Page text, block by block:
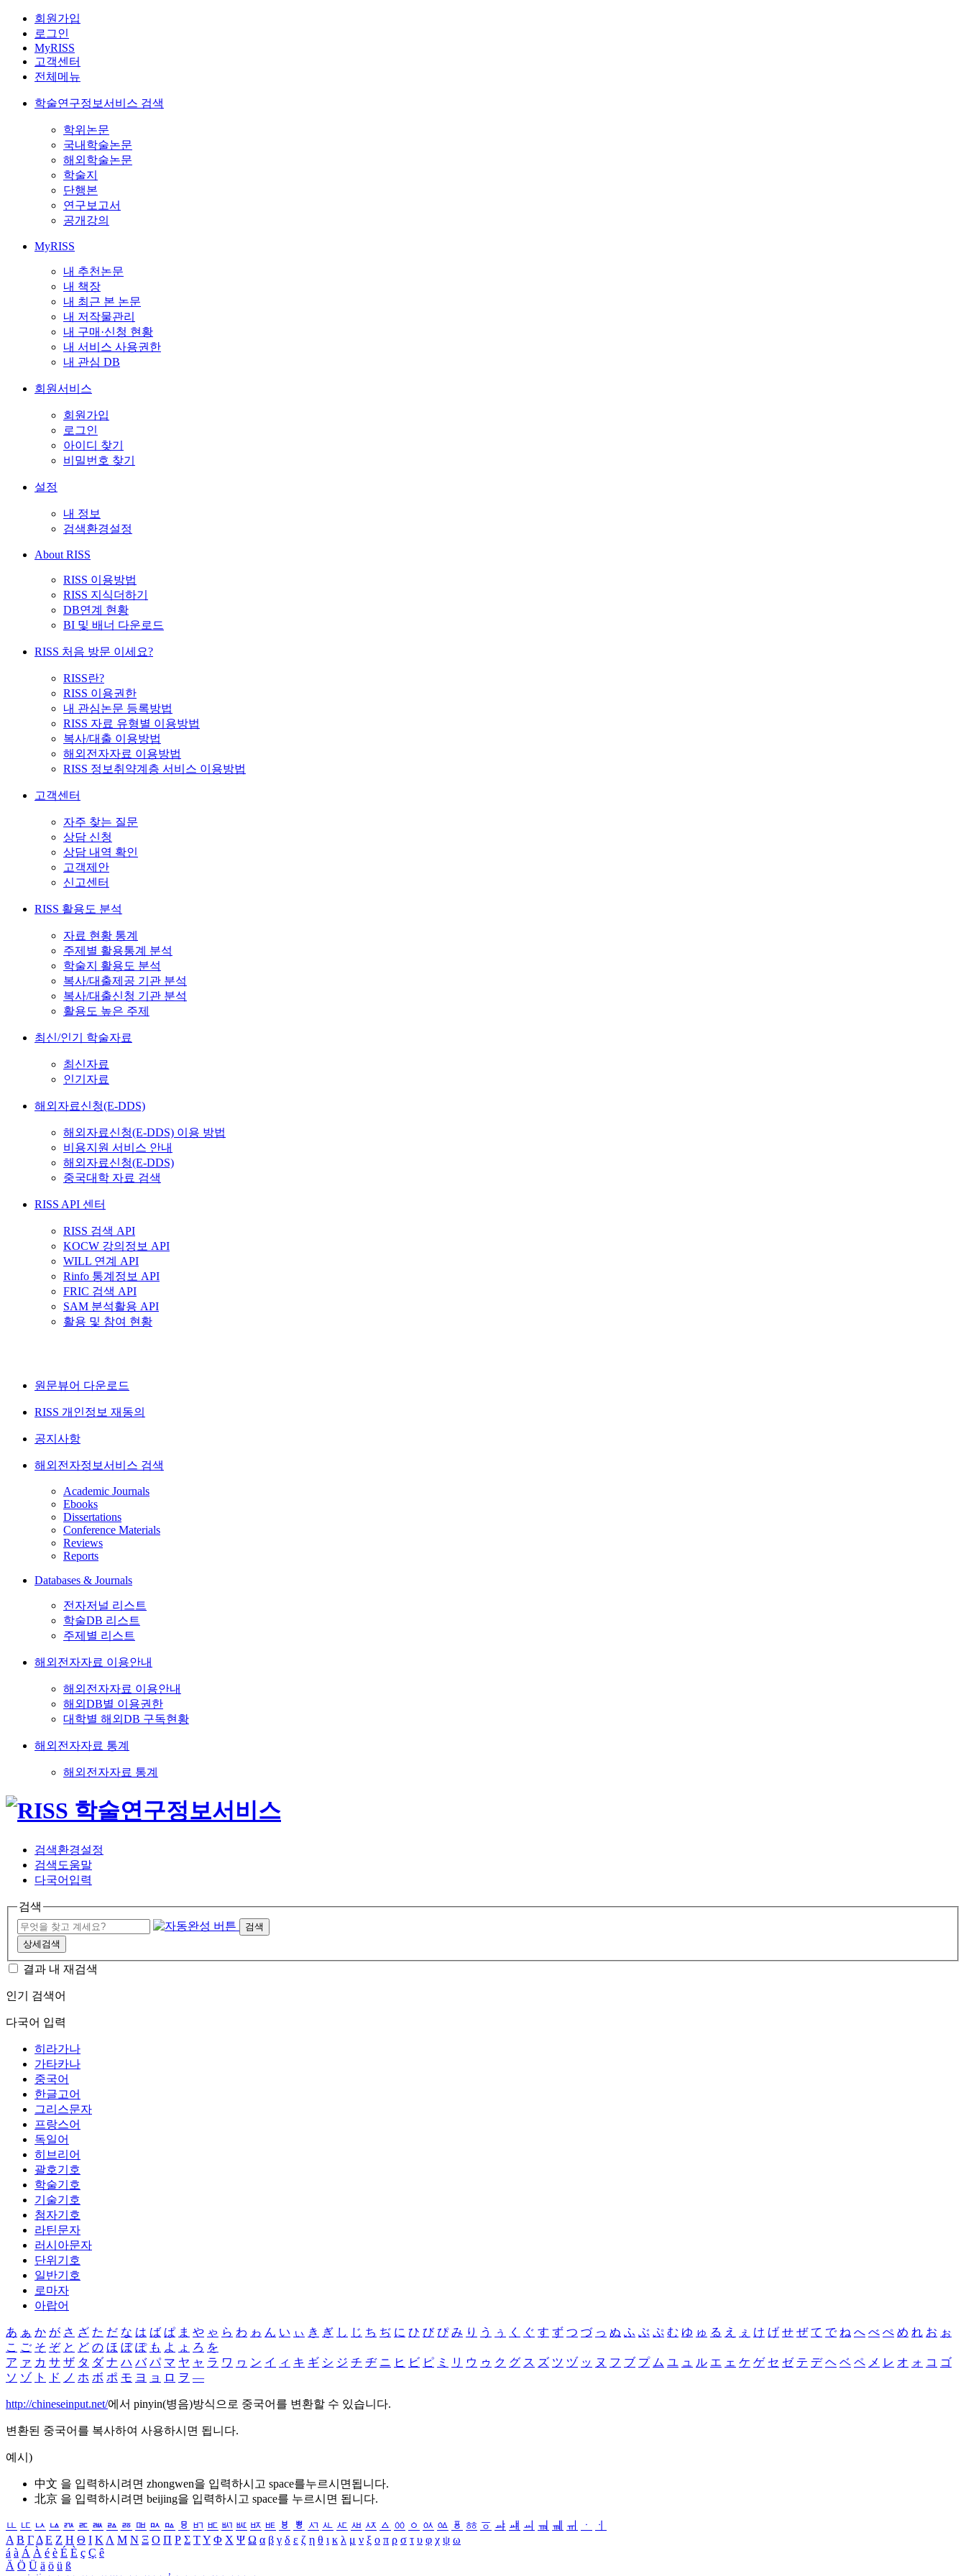
회원가입
로그인
MyRISS
고객센터
전체메뉴
학술연구정보서비스 검색
학위논문
국내학술논문
해외학술논문
학술지
단행본
연구보고서
공개강의
MyRISS
내 추천논문
내 책장
내 최근 본 논문
내 저작물관리
내 구매·신청 현황
내 서비스 사용권한
내 관심 DB
회원서비스
회원가입
로그인
아이디 찾기
비밀번호 찾기
설정
내 정보
검색환경설정
About RISS
RISS 이용방법
RISS 지식더하기
DB연계 현황
BI 및 배너 다운로드
RISS 처음 방문 이세요?
RISS란?
RISS 이용권한
내 관심논문 등록방법
RISS 자료 유형별 이용방법
복사/대출 이용방법
해외전자자료 이용방법
RISS 정보취약계층 서비스 이용방법
고객센터
자주 찾는 질문
상담 신청
상담 내역 확인
고객제안
신고센터
RISS 활용도 분석
자료 현황 통계
주제별 활용통계 분석
학술지 활용도 분석
복사/대출제공 기관 분석
복사/대출신청 기관 분석
활용도 높은 주제
최신/인기 학술자료
최신자료
인기자료
해외자료신청(E-DDS)
해외자료신청(E-DDS) 이용 방법
비용지원 서비스 안내
해외자료신청(E-DDS)
중국대학 자료 검색
RISS API 센터
RISS 검색 API
KOCW 강의정보 API
WILL 연계 API
Rinfo 통계정보 API
FRIC 검색 API
SAM 분석활용 API
활용 및 참여 현황
원문뷰어 다운로드
RISS 개인정보 재동의
공지사항
해외전자정보서비스 검색
Academic Journals
Ebooks
Dissertations
Conference Materials
Reviews
Reports
Databases & Journals
전자저널 리스트
학술DB 리스트
주제별 리스트
해외전자자료 이용안내
해외전자자료 이용안내
해외DB별 이용권한
대학별 해외DB 구독현황
해외전자자료 통계
해외전자자료 통계
검색환경설정
검색도움말
다국어입력
검색
검색
상세검색
결과 내 재검색
인기 검색어
다국어 입력
히라가나
가타카나
중국어
한글고어
그리스문자
프랑스어
독일어
히브리어
괄호기호
학술기호
기술기호
첨자기호
라틴문자
러시아문자
단위기호
일반기호
로마자
아랍어
あ ぁ か が さ ざ た だ な は ば ぱ ま や ゃ ら わ ゎ ん い ぃ き ぎ し じ ち ぢ に ひ び ぴ み り う ぅ く ぐ す ず つ づ っ ぬ ふ ぶ ぷ む ゆ ゅ る え ぇ け げ せ ぜ て で ね へ べ ぺ め れ お ぉ
こ ご そ ぞ と ど の ほ ぼ ぽ も よ ょ ろ を
ア ァ カ サ ザ タ ダ ナ ハ バ パ マ ヤ ャ ラ ワ ヮ ン イ ィ キ ギ シ ジ チ ヂ ニ ヒ ビ ピ ミ リ ウ ゥ ク グ ス ズ ツ ヅ ッ ヌ フ ブ プ ム ユ ュ ル エ ェ ケ ゲ セ ゼ テ デ ヘ ベ ペ メ レ オ ォ コ ゴ
ソ ゾ ト ド ノ ホ ボ ポ モ ヨ ョ ロ ヲ ―
http://chineseinput.net/에서 pinyin(병음)방식으로 중국어를 변환할 수 있습니다.
변환된 중국어를 복사하여 사용하시면 됩니다.
예시)
中文 을 입력하시려면 zhongwen을 입력하시고 space를누르시면됩니다.
北京 을 입력하시려면 beijing을 입력하시고 space를 누르시면 됩니다.
ㅥ ㅦ ㅧ ㅨ ㅩ ㅪ ㅫ ㅬ ㅭ ㅮ ㅯ ㅰ ㅱ ㅲ ㅳ ㅴ ㅵ ㅶ ㅷ ㅸ ㅹ ㅺ ㅻ ㅼ ㅽ ㅾ ㅿ ㆀ ㆁ ㆂ ㆃ ㆄ ㆅ ㆆ ㆇ ㆈ ㆉ ㆊ ㆋ ㆌ ㆍ
ㆎ
Α Β ΓΔ Ε Ζ Η Θ Ι ΚΛ Μ Ν Ξ Ο Π Ρ Σ ΤΥ Φ Χ Ψ Ω α β γ δ ε ζ η θ ι κ λ μ ν ξ ο π ρ σ τ υ φ χ ψ ω
á à Á À é è É È ç Ç ê
Ä Ö Ü ä ö ü ß